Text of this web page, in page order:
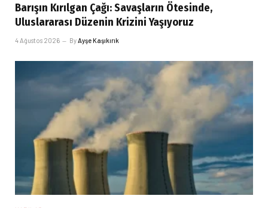
Barışın Kırılgan Çağı: Savaşların Ötesinde,
Uluslararası Düzenin Krizini Yaşıyoruz
4 Ağustos 2026 ByAyşe Kaşıkırık